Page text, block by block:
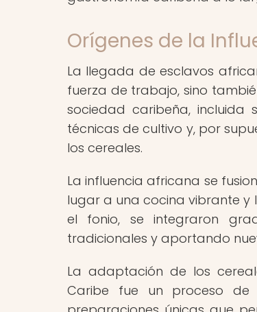
Orígenes de la
La llegada de esclavos
fuerza de trabajo, sino
sociedad caribeña, incluida
técnicas de cultivo y, por
los cereales.
La influencia africana se
lugar a una cocina vibrante y
el fonio, se integraron
tradicionales y aportando
La adaptación de los
Caribe fue un proceso de